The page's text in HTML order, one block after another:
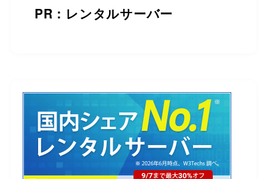
PR：レンタルサーバー